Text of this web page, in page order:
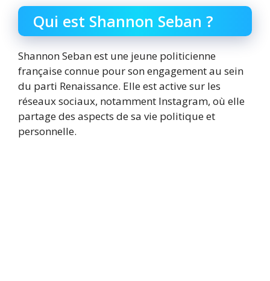
Qui est Shannon Seban ?
Shannon Seban est une jeune politicienne
française connue pour son engagement au sein
du parti Renaissance. Elle est active sur les
réseaux sociaux, notamment Instagram, où elle
partage des aspects de sa vie politique et
personnelle.